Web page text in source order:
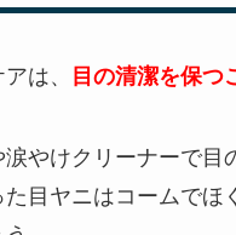
は、 目の清潔を保つ
涙やけクリーナーで目
た目ヤニはコームでほ